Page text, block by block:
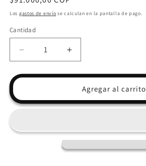
habitual
Los gastos de envío se calculan en la pantalla de pago.
Cantidad
Reducir
cantidad
para
LANGEAIS
Aumentar
cantidad
para
DUQUESA
LANGEAIS
de
Balzac
Agregar al carrito